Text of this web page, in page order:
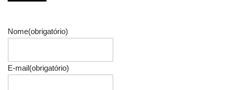
Nome(obrigatório)
E-mail(obrigatório)